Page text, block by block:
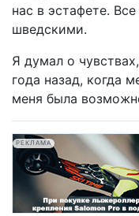
нас в эстафете.
шведскими.
Я думал о
года назад, когда
меня была
РЕКЛАМА